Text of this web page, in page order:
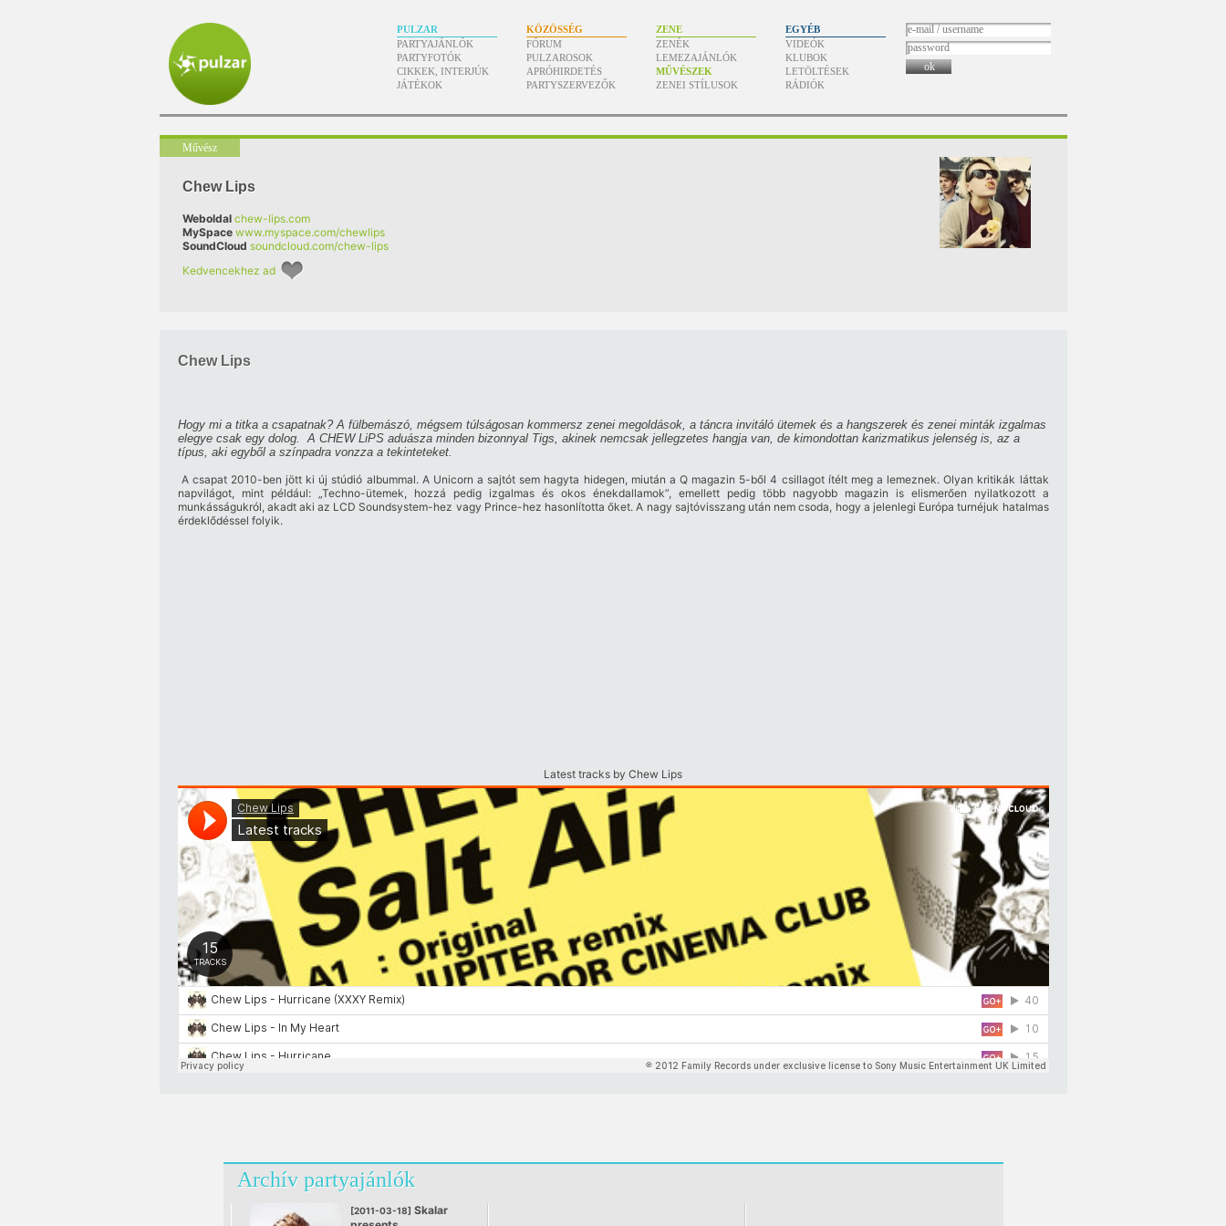
PULZAR
PARTYAJÁNLÓK
PARTYFOTÓK
CIKKEK, INTERJÚK
JÁTÉKOK
KÖZÖSSÉG
FÓRUM
PULZAROSOK
APRÓHIRDETÉS
PARTYSZERVEZŐK
ZENE
ZENÉK
LEMEZAJÁNLÓK
MŰVÉSZEK
ZENEI STÍLUSOK
EGYÉB
VIDEÓK
KLUBOK
LETÖLTÉSEK
RÁDIÓK
ok
Művész
Chew Lips
Weboldal chew-lips.com
MySpace www.myspace.com/chewlips
SoundCloud soundcloud.com/chew-lips
Kedvencekhez ad
Chew Lips
Hogy mi a titka a csapatnak? A fülbemászó, mégsem túlságosan kommersz zenei megoldások, a táncra invitáló ütemek és a hangszerek és zenei minták izgalmas
elegye csak egy dolog. A CHEW LiPS aduásza minden bizonnyal Tigs, akinek nemcsak jellegzetes hangja van, de kimondottan karizmatikus jelenség is, az a
típus, aki egyből a színpadra vonzza a tekinteteket.
A csapat 2010-ben jött ki új stúdió albummal. A Unicorn a sajtót sem hagyta hidegen, miután a Q magazin 5-ből 4 csillagot ítélt meg a lemeznek. Olyan kritikák láttak
napvilágot, mint például: „Techno-ütemek, hozzá pedig izgalmas és okos énekdallamok”, emellett pedig több nagyobb magazin is elismerően nyilatkozott a
munkásságukról, akadt aki az LCD Soundsystem-hez vagy Prince-hez hasonlította őket. A nagy sajtóvisszang után nem csoda, hogy a jelenlegi Európa turnéjuk hatalmas
érdeklődéssel folyik.
Latest tracks by Chew Lips
Archív partyajánlók
[2011-03-18] Skalar